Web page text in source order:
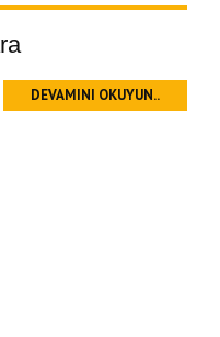
DEVAMINI OKUYUN..